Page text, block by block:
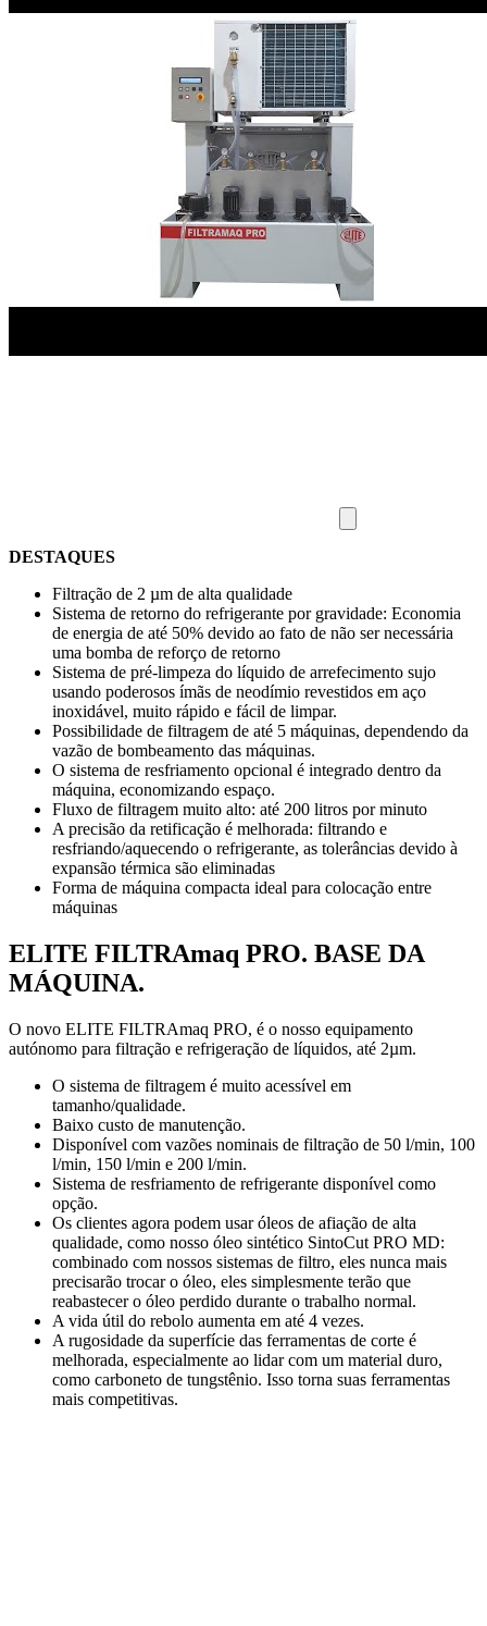
DESTAQUES
Filtração de 2 µm de alta qualidade
Sistema de retorno do refrigerante por gravidade: Economia
de energia de até 50% devido ao fato de não ser necessária
uma bomba de reforço de retorno
Sistema de pré-limpeza do líquido de arrefecimento sujo
usando poderosos ímãs de neodímio revestidos em aço
inoxidável, muito rápido e fácil de limpar.
Possibilidade de filtragem de até 5 máquinas, dependendo da
vazão de bombeamento das máquinas.
O sistema de resfriamento opcional é integrado dentro da
máquina, economizando espaço.
Fluxo de filtragem muito alto: até 200 litros por minuto
A precisão da retificação é melhorada: filtrando e
resfriando/aquecendo o refrigerante, as tolerâncias devido à
expansão térmica são eliminadas
Forma de máquina compacta ideal para colocação entre
máquinas
ELITE FILTRAmaq PRO. BASE DA
MÁQUINA.
O novo ELITE FILTRAmaq PRO, é o nosso equipamento
autónomo para filtração e refrigeração de líquidos, até 2µm.
O sistema de filtragem é muito acessível em
tamanho/qualidade.
Baixo custo de manutenção.
Disponível com vazões nominais de filtração de 50 l/min, 100
l/min, 150 l/min e 200 l/min.
Sistema de resfriamento de refrigerante disponível como
opção.
Os clientes agora podem usar óleos de afiação de alta
qualidade, como nosso óleo sintético SintoCut PRO MD:
combinado com nossos sistemas de filtro, eles nunca mais
precisarão trocar o óleo, eles simplesmente terão que
reabastecer o óleo perdido durante o trabalho normal.
A vida útil do rebolo aumenta em até 4 vezes.
A rugosidade da superfície das ferramentas de corte é
melhorada, especialmente ao lidar com um material duro,
como carboneto de tungstênio. Isso torna suas ferramentas
mais competitivas.